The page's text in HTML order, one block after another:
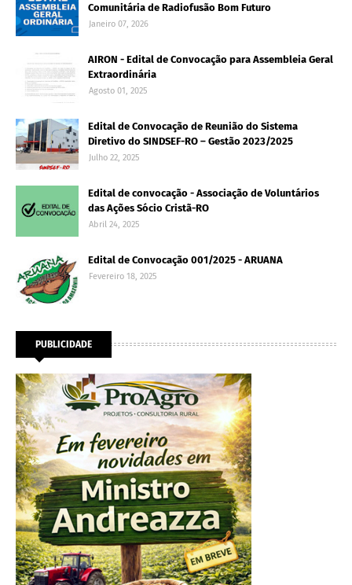
Comunitária de Radiofusão Bom Futuro
Janeiro 07, 2026
AIRON - Edital de Convocação para Assembleia Geral
Extraordinária
Agosto 01, 2025
Edital de Convocação de Reunião do Sistema
Diretivo do SINDSEF-RO – Gestão 2023/2025
Julho 22, 2025
Edital de convocação - Associação de Voluntários
das Ações Sócio Cristã-RO
Abril 24, 2025
Edital de Convocação 001/2025 - ARUANA
Fevereiro 18, 2025
PUBLICIDADE